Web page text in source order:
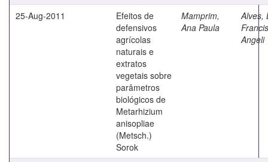
25-Aug-2011
Efeitos de
defensivos
agrícolas
naturais e
extratos
vegetais sobre
parâmetros
biológicos de
Metarhizium
anisopliae
(Metsch.)
Sorok
Mamprim,
Ana Paula
Alves,
Angeli